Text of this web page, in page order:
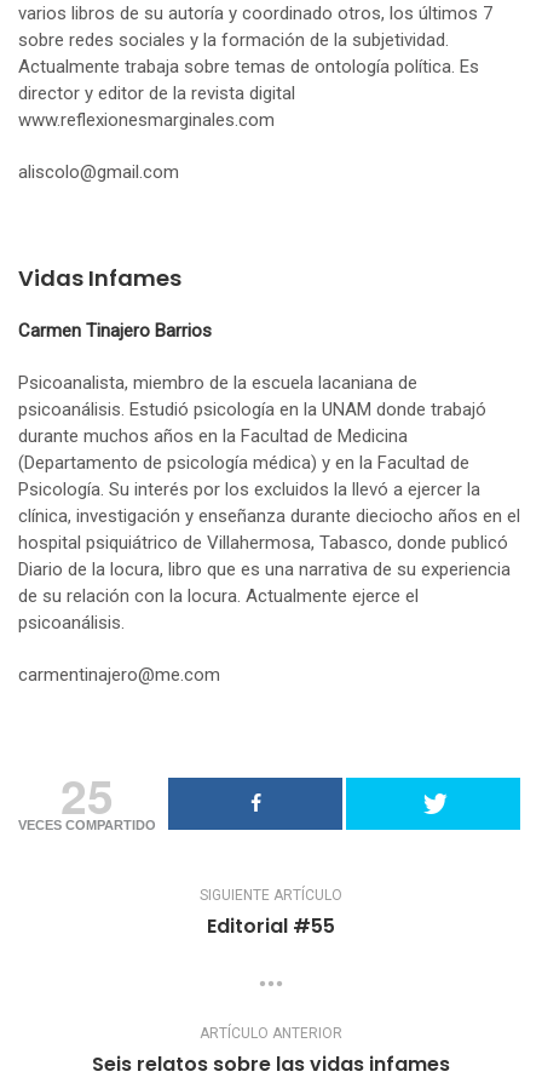
varios libros de su autoría y coordinado otros, los últimos 7
sobre redes sociales y la formación de la subjetividad.
Actualmente trabaja sobre temas de ontología política. Es
director y editor de la revista digital
www.reflexionesmarginales.com
aliscolo@gmail.com
Vidas Infames
Carmen Tinajero Barrios
Psicoanalista, miembro de la escuela lacaniana de
psicoanálisis. Estudió psicología en la UNAM donde trabajó
durante muchos años en la Facultad de Medicina
(Departamento de psicología médica) y en la Facultad de
Psicología. Su interés por los excluidos la llevó a ejercer la
clínica, investigación y enseñanza durante dieciocho años en el
hospital psiquiátrico de Villahermosa, Tabasco, donde publicó
Diario de la locura, libro que es una narrativa de su experiencia
de su relación con la locura. Actualmente ejerce el
psicoanálisis.
carmentinajero@me.com
25
VECES COMPARTIDO
SIGUIENTE ARTÍCULO
Editorial #55
ARTÍCULO ANTERIOR
Seis relatos sobre las vidas infames